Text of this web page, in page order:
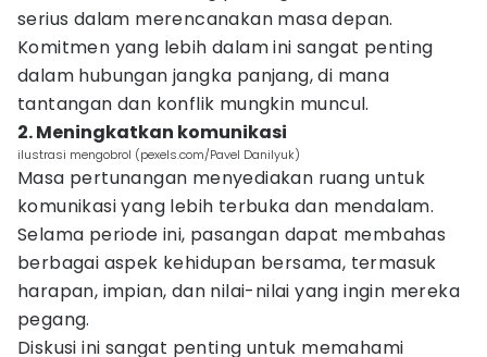
serius dalam merencanakan masa depan.
Komitmen yang lebih dalam ini sangat penting
dalam hubungan jangka panjang, di mana
tantangan dan konflik mungkin muncul.
2. Meningkatkan komunikasi
ilustrasi mengobrol (pexels.com/Pavel Danilyuk)
Masa pertunangan menyediakan ruang untuk
komunikasi yang lebih terbuka dan mendalam.
Selama periode ini, pasangan dapat membahas
berbagai aspek kehidupan bersama, termasuk
harapan, impian, dan nilai-nilai yang ingin mereka
pegang.
Diskusi ini sangat penting untuk memahami